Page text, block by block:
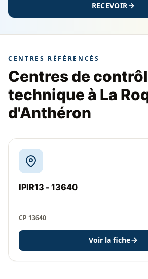
RECEVOIR
CENTRES RÉFÉRENCÉS
Centres de
technique à La
d'Anthéron
IPIR13 - 13640
CP 13640
Voir la fiche